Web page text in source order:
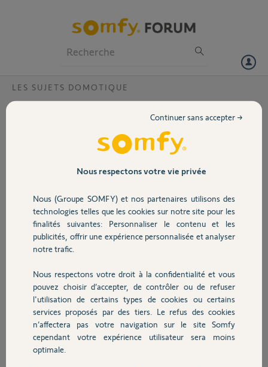
Volet
Sécurité
Domotique
Chauffage
Autres produits
LES SUJETS DOMOTIQUE
Problème connexion TaHoma impossible ?
Depuis plusieurs jours impossible que la TaHoma
En effet elle est rouge, elle passe jaune pour se
redevient rouge …
Est il possible qu’un yellow pour regarder
pourquoi elle n’arrive pas à se connecter ?
David M.
il y a plus de 4 ans
Réponses
Nous respectons votre vie privée
Nous (Groupe SOMFY) et nos partenaires utilisons des
technologies telles que les cookies sur notre site pour les
finalités suivantes: Personnaliser le contenu et les
publicités, offrir une expérience personnalisée et analyser
notre trafic.
Nous respectons votre droit à la confidentialité et vous
pouvez choisir d’accepter, de contrôler ou de refuser
l'utilisation de certains types de cookies ou certains
services proposés par des tiers. Le refus des cookies
n’affectera pas votre navigation sur le site Somfy
cependant votre expérience utilisateur sera moins
optimale.
Continuer sans accepter →